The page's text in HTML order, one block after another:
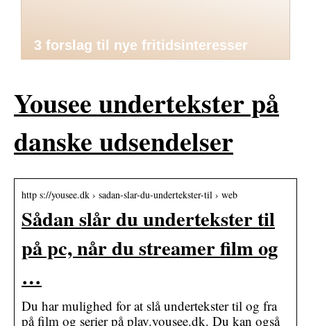
3 forslag til nye fritidsinteresser
Yousee undertekster på
danske udsendelser
http s://yousee.dk › sadan-slar-du-undertekster-til › web
Sådan slår du undertekster til
på pc, når du streamer film og
…
Du har mulighed for at slå undertekster til og fra
på film og serier på play.yousee.dk. Du kan også